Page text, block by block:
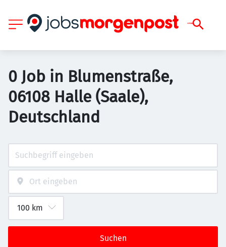
0 Job in Blumenstraße,
06108 Halle (Saale),
Deutschland
Suchen